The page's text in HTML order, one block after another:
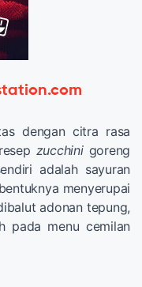
dengan citra rasa
zucchinigoreng
adalah sayuran
menyerupai
adonan tepung,
pada menu cemilan